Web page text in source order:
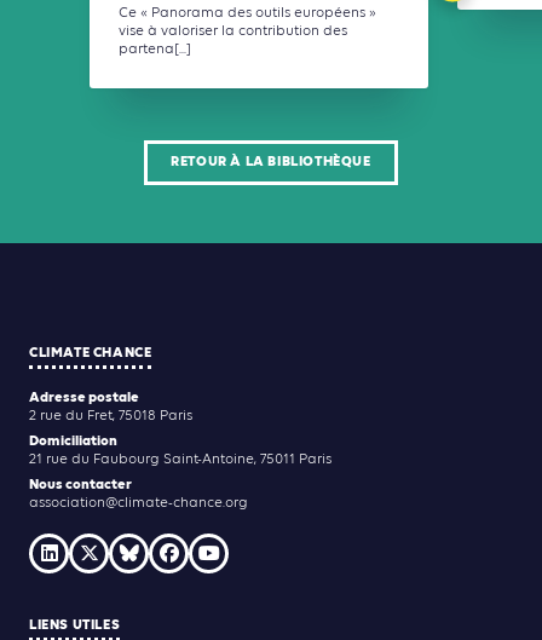
Ce « Panorama des outils européens »
vise à valoriser la contribution des
partena[...]
RETOUR À LA BIBLIOTHÈQUE
CLIMATE CHANCE
Adresse postale
2 rue du Fret, 75018 Paris
Domiciliation
21 rue du Faubourg Saint-Antoine, 75011 Paris
Nous contacter
association@climate-chance.org
LIENS UTILES